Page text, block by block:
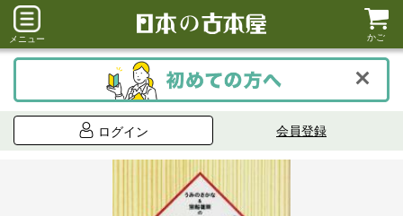
メニュー かご
ログイン 会員登録